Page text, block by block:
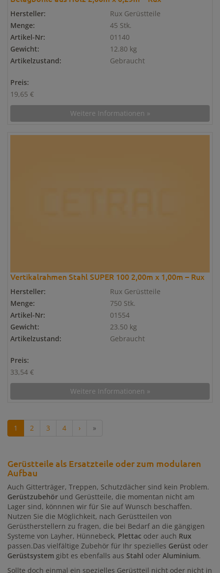
Hersteller:
Rux Gerüstteile
Menge:
45 Stk.
Artikel-Nr:
01140
Gewicht:
12.80 kg
Artikelzustand:
Gebraucht
Preis:
19,65 €
Weitere Informationen »
Vertikalrahmen Stahl SUPER 100 2,00m x 1,00m – Rux
Hersteller:
Rux Gerüstteile
Menge:
750 Stk.
Artikel-Nr:
01554
Gewicht:
23.50 kg
Artikelzustand:
Gebraucht
Preis:
33,54 €
Weitere Informationen »
1 2 3 4 › »
Gerüstteile als Ersatzteile oder zum modularen
Aufbau
Auch Gitterträger, Treppen, Schutzdächer sind kein Problem.
Gerüstzubehör und Gerüstteile, die momentan nicht am
Lager sind, könnnen wir für Sie auf Wunsch beschaffen.
Nutzen Sie die Möglichkeit, nach Gerüstteilen von
Gerüstherstellern zu fragen, die bei Bedarf an die gängigen
Systeme von Layher, Hünnebeck, Plettac oder auch Rux
passen.Das vielfältige Zubehör für Ihr spezielles Gerüst oder
Gerüstsystem gibt es ebenfalls aus Stahl oder Aluminium.
Sollte doch einmal ein spezielles Gerüstteil nicht oder nicht in